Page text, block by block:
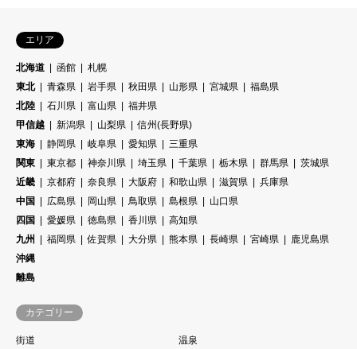
エリア
北海道 函館
札幌
東北
青森県 岩手県 秋田県 山形県 宮城県
福島県
北陸
石川県 富山県
福井県
甲信越
新潟県 山梨県
信州(長野県)
東海
静岡県 岐阜県 愛知県
三重県
関東
東京都 神奈川県 埼玉県 千葉県 栃木県 群馬県
茨城県
近畿
京都府 奈良県 大阪府 和歌山県 滋賀県
兵庫県
中国
広島県 岡山県 鳥取県 島根県
山口県
四国
愛媛県 徳島県 香川県
高知県
九州
福岡県 佐賀県 大分県 熊本県 長崎県 宮崎県
鹿児島県
沖縄
離島
カテゴリー
街道
温泉